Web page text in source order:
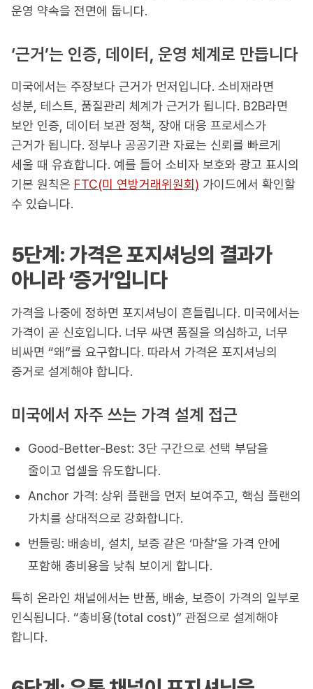
운영 약속을 전면에 둡니다.
‘근거’는 인증, 데이터, 운영 체계로 만듭니다
미국에서는 주장보다 근거가 먼저입니다. 소비재라면
성분, 테스트, 품질관리 체계가 근거가 됩니다. B2B라면
보안 인증, 데이터 보관 정책, 장애 대응 프로세스가
근거가 됩니다. 정부나 공공기관 자료는 신뢰를 빠르게
세울 때 유효합니다. 예를 들어 소비자 보호와 광고 표시의
기본 원칙은 FTC(미 연방거래위원회) 가이드에서 확인할
수 있습니다.
5단계: 가격은 포지셔닝의 결과가
아니라 ‘증거’입니다
가격을 나중에 정하면 포지셔닝이 흔들립니다. 미국에서는
가격이 곧 신호입니다. 너무 싸면 품질을 의심하고, 너무
비싸면 “왜”를 요구합니다. 따라서 가격은 포지셔닝의
증거로 설계해야 합니다.
미국에서 자주 쓰는 가격 설계 접근
Good-Better-Best: 3단 구간으로 선택 부담을
줄이고 업셀을 유도합니다.
Anchor 가격: 상위 플랜을 먼저 보여주고, 핵심 플랜의
가치를 상대적으로 강화합니다.
번들링: 배송비, 설치, 보증 같은 ‘마찰’을 가격 안에
포함해 총비용을 낮춰 보이게 합니다.
특히 온라인 채널에서는 반품, 배송, 보증이 가격의 일부로
인식됩니다. “총비용(total cost)” 관점으로 설계해야
합니다.